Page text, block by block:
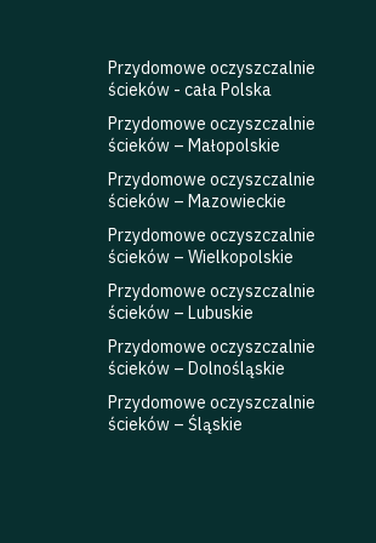
Przydomowe oczyszczalnie
ścieków - cała Polska
Przydomowe oczyszczalnie
ścieków – Małopolskie
Przydomowe oczyszczalnie
ścieków – Mazowieckie
Przydomowe oczyszczalnie
ścieków – Wielkopolskie
Przydomowe oczyszczalnie
ścieków – Lubuskie
Przydomowe oczyszczalnie
ścieków – Dolnośląskie
Przydomowe oczyszczalnie
ścieków – Śląskie